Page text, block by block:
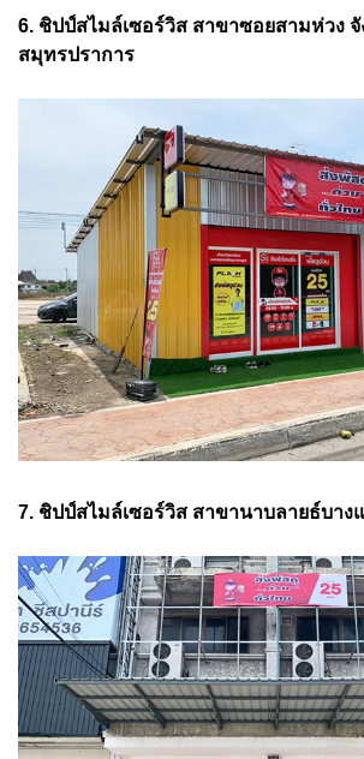
6. ชิปป์สไมล์เซอร์วิส สาขาซอยสามห่วง
สมุทรปราการ
7. ชิปป์สไมล์เซอร์วิส สาขานาบลายธ์บาง